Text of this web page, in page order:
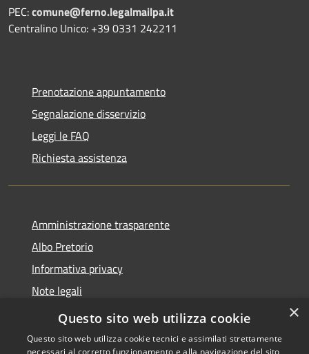
PEC:comune@ferno.legalmailpa.it
Centralino Unico: +39 0331 242211
Prenotazione appuntamento
Segnalazione disservizio
Leggi le FAQ
Richiesta assistenza
Amministrazione trasparente
Albo Pretorio
Informativa privacy
Note legali
Dichiarazione di accessibilità
×
Questo sito web utilizza cookie
Questo sito web utilizza cookie tecnici e assimilati strettamente
necessari al corretto funzionamento e alla navigazione del sito,